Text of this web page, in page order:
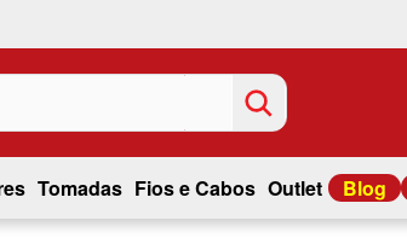
Tomadas Fios e Cabos Outlet Blog